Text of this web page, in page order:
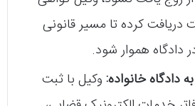
از زوج یافت نشود، وکیل گواهی
ثبت دریافت کرده تا مسیر قانونی
هموار شود.
دادگاه خانواده:
وکیل با ثبت